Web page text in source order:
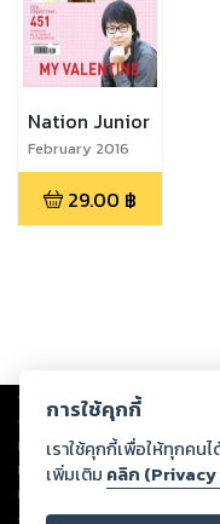
Nation Junior
February 2016
29.00 ฿
Copyright © 2026
ต่อผลงานหรือเนื้อหาใดที่อัปโหล
ทรัพย์สินทางปัญญาของบุคคลอื่
ทุกท่านโปรดใช้วิจารณญาณใน
หนึ่งส่วนใดขัดต่อกฎหมายและศี
ดำเนินการในทันที ทั้งนี้ ทางส
การใช้คุกกี้
เราใช้คุกกี้เพื่อให้ทุกคน
เพิ่มเติม คลิก